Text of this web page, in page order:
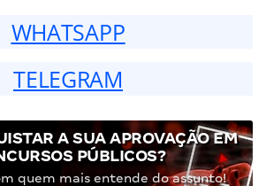
WHATSAPP
TELEGRAM
A SUA APROVAÇÃO EM
PÚBLICOS?
quem mais entende do assunto!